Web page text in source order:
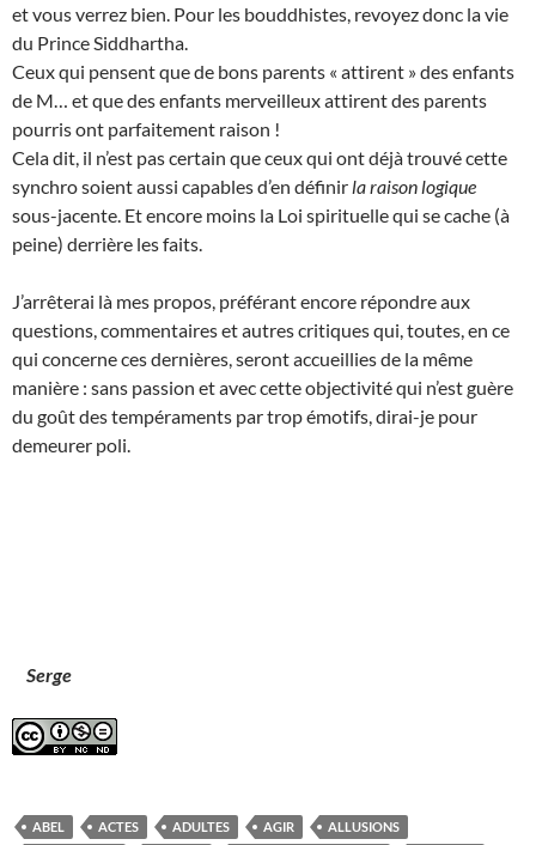
et vous verrez bien. Pour les bouddhistes, revoyez donc la vie
du Prince Siddhartha.
Ceux qui pensent que de bons parents « attirent » des enfants
de M… et que des enfants merveilleux attirent des parents
pourris ont parfaitement raison !
Cela dit, il n’est pas certain que ceux qui ont déjà trouvé cette
synchro soient aussi capables d’en définir la raison logique
sous-jacente. Et encore moins la Loi spirituelle qui se cache (à
peine) derrière les faits.
J’arrêterai là mes propos, préférant encore répondre aux
questions, commentaires et autres critiques qui, toutes, en ce
qui concerne ces dernières, seront accueillies de la même
manière : sans passion et avec cette objectivité qui n’est guère
du goût des tempéraments par trop émotifs, dirai-je pour
demeurer poli.
Serge
ABEL ACTES ADULTES AGIR
ALLUSIONS